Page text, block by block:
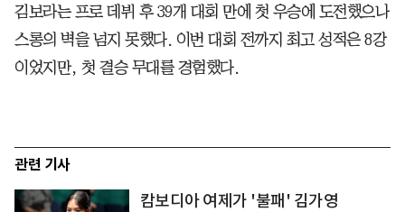
김보라는 프로 데뷔 후 39개 대회 만에 첫 우승에 도전했으나
스롱의 벽을 넘지 못했다. 이번 대회 전까지 최고 성적은 8강
이었지만, 첫 결승 무대를 경험했다.
관련 기사
캄보디아 여제가 '불패' 김가영